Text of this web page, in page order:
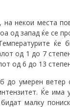
некои места
од запад ќе се
ќе
од 1 до 7
од 6 до 13
до умерен ветер
Ќе има
малку